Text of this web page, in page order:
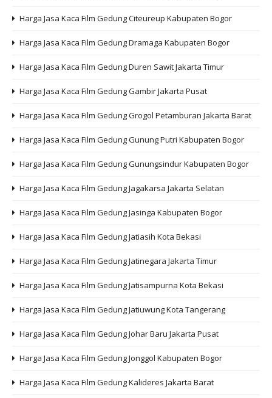
Harga Jasa Kaca Film Gedung Citeureup Kabupaten Bogor
Harga Jasa Kaca Film Gedung Dramaga Kabupaten Bogor
Harga Jasa Kaca Film Gedung Duren Sawit Jakarta Timur
Harga Jasa Kaca Film Gedung Gambir Jakarta Pusat
Harga Jasa Kaca Film Gedung Grogol Petamburan Jakarta Barat
Harga Jasa Kaca Film Gedung Gunung Putri Kabupaten Bogor
Harga Jasa Kaca Film Gedung Gunungsindur Kabupaten Bogor
Harga Jasa Kaca Film Gedung Jagakarsa Jakarta Selatan
Harga Jasa Kaca Film Gedung Jasinga Kabupaten Bogor
Harga Jasa Kaca Film Gedung Jatiasih Kota Bekasi
Harga Jasa Kaca Film Gedung Jatinegara Jakarta Timur
Harga Jasa Kaca Film Gedung Jatisampurna Kota Bekasi
Harga Jasa Kaca Film Gedung Jatiuwung Kota Tangerang
Harga Jasa Kaca Film Gedung Johar Baru Jakarta Pusat
Harga Jasa Kaca Film Gedung Jonggol Kabupaten Bogor
Harga Jasa Kaca Film Gedung Kalideres Jakarta Barat